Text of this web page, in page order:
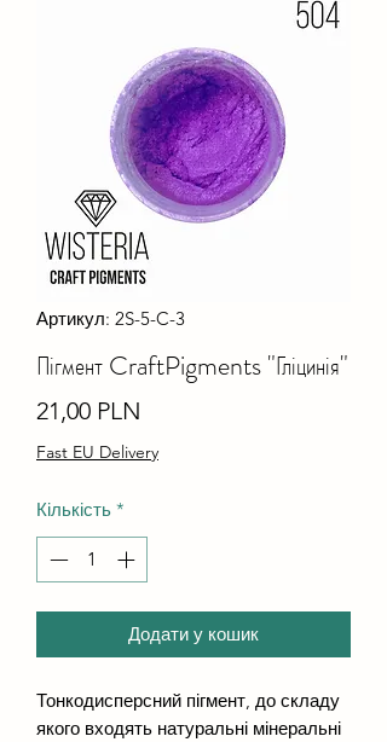
Артикул: 2S-5-C-3
Пігмент CraftPigments "Гліцинія"
21,00 PLN
Fast EU Delivery
Кількість *
Додати у кошик
Тонкодисперсний пігмент, до складу
якого входять натуральні мінеральні